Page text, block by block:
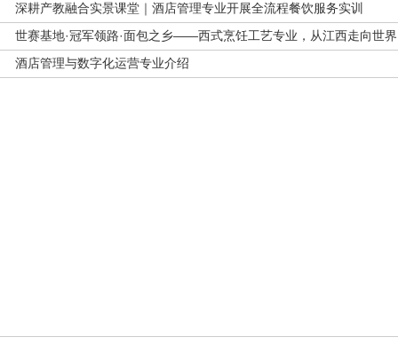
深耕产教融合实景课堂｜酒店管理专业开展全流程餐饮服务实训
世赛基地·冠军领路·面包之乡——西式烹饪工艺专业，从江西走向世界
酒店管理与数字化运营专业介绍